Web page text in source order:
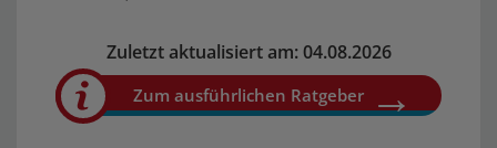
Zuletzt aktualisiert am: 04.08.2026
Zum ausführlichen Ratgeber